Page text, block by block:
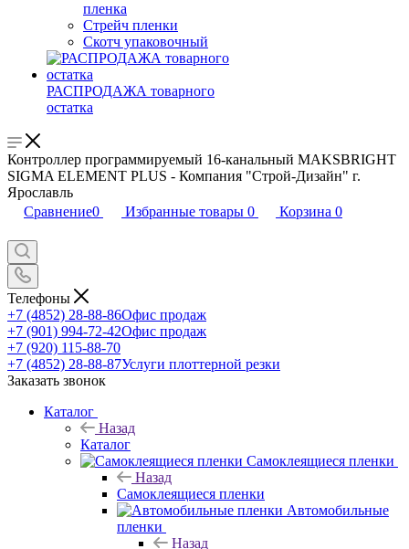
пленка
Стрейч пленки
Скотч упаковочный
РАСПРОДАЖА товарного
остатка
Контроллер программируемый 16-канальный MAKSBRIGHT
SIGMA ELEMENT PLUS - Компания "Строй-Дизайн" г.
Ярославль
Сравнение0 Избранные товары 0 Корзина 0
Телефоны
+7 (4852) 28-88-86Офис продаж
+7 (901) 994-72-42Офис продаж
+7 (920) 115-88-70
+7 (4852) 28-88-87Услуги плоттерной резки
Заказать звонок
Каталог
Назад
Каталог
Самоклеящиеся пленки
Назад
Самоклеящиеся пленки
Автомобильные
пленки
Назад